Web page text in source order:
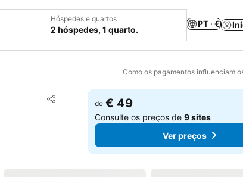
Hóspedes e quartos
2 hóspedes, 1 quarto.
PT · €
Como os pagamentos influenciam
Partilhar
Adicionar aos favoritos
de € 49
Consulte os preços de9 sites
Ver preços